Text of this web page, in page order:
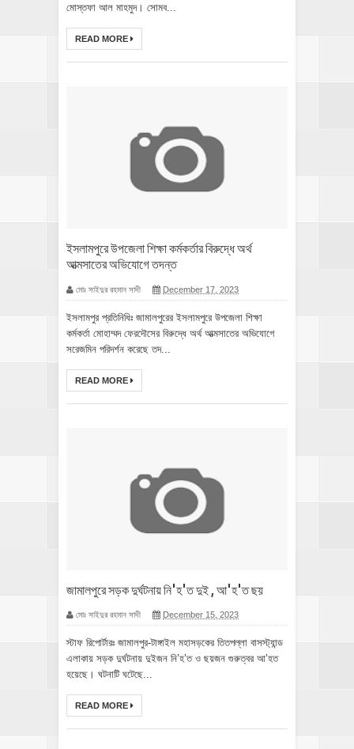
মোস্তফা আল মাহমুদ। সোমব...
READ MORE
ইসলামপুরে উপজেলা শিক্ষা কর্মকর্তার বিরুদ্ধে অর্থ
আত্মসাতের অভিযোগে তদন্ত
মোঃ সাইদুর রহমান সাদী December 17, 2023
ইসলামপুর প্রতিনিধিঃ জামালপুরের ইসলামপুরে উপজেলা শিক্ষা
কর্মকর্তা মোহাম্মদ ফেরদৌসের বিরুদ্ধে অর্থ আত্মসাতের অভিযোগে
সরেজমিন পরিদর্শন করেছে তদ...
READ MORE
জামালপুরে সড়ক দুর্ঘটনায় নি'হ'ত দুই , আ'হ'ত ছয়
মোঃ সাইদুর রহমান সাদী December 15, 2023
স্টাফ রিপোর্টারঃ জামালপুর-টাঙ্গাইল মহাসড়কের তিতপল্লা বাসস্ট্যান্ড
এলাকায় সড়ক দুর্ঘটনায় দুইজন নি’হ’ত ও ছয়জন গুরুত্বর আ’হত
হয়েছে। ঘটনাটি ঘটেছে...
READ MORE